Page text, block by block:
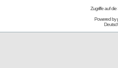
Zugriffe auf
Powered by